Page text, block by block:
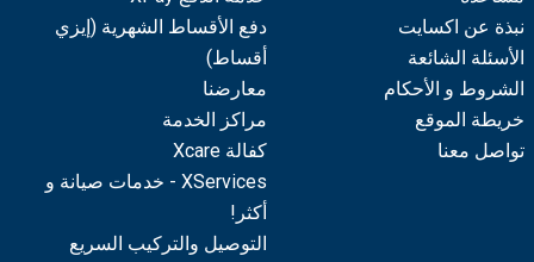
نبذة عن اكسايت
الأسئلة الشائعة
الشروط و الأحكام
خريطة الموقع
تواصل معنا
دفع الأقساط الشهرية (إيزي
أقساط)
معارضنا
مراكز الخدمة
كفالة Xcare
XServices - خدمات صيانة و
أكثر!
التوصيل والتركيب السريع